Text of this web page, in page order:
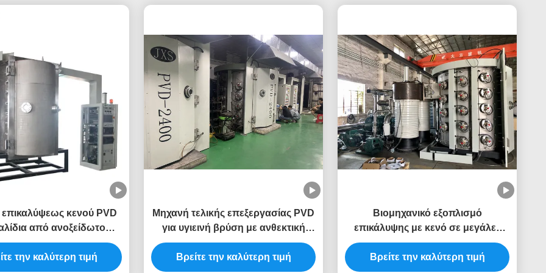
κενού PVD
από ανοξείδωτο
Μαχαίρια κουζίνας
σκληρής επικαλύψεως
την καλύτερη τιμή
Μηχανή τελικής επεξεργασίας PVD
για υγιεινή βρύση με ανθεκτική
στην υγρασία στο μπάνιο
Βρείτε την καλύτερη τιμή
Βιομηχανικό εξοπλισμό
επικάλυψης με κενό σε μεγάλες
κοιλότητες
Βρείτε την καλύτερη τιμή